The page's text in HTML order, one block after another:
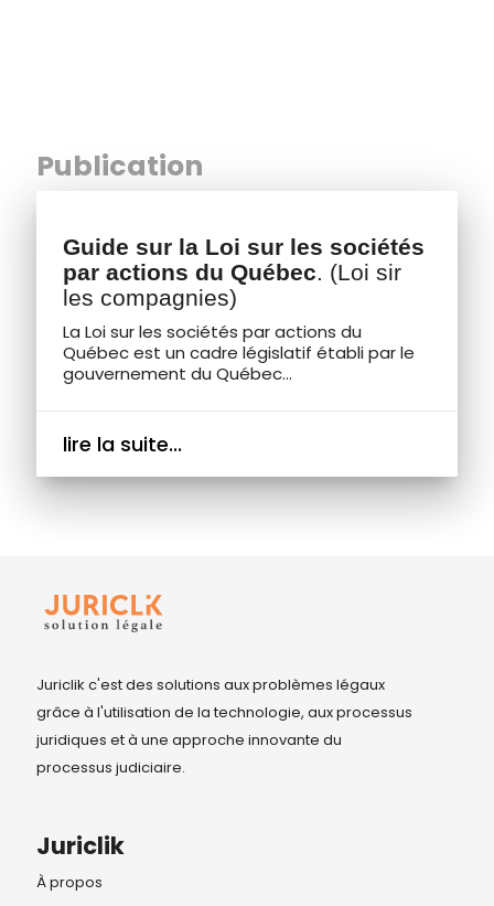
Publication
Guide sur la Loi sur les sociétés
par actions du Québec. (Loi sir
les compagnies)
La Loi sur les sociétés par actions du
Québec est un cadre législatif établi par le
gouvernement du Québec...
lire la suite...
Juriclik c'est des solutions aux problèmes légaux
grâce à l'utilisation de la technologie, aux processus
juridiques et à une approche innovante du
processus judiciaire.
Juriclik
À propos